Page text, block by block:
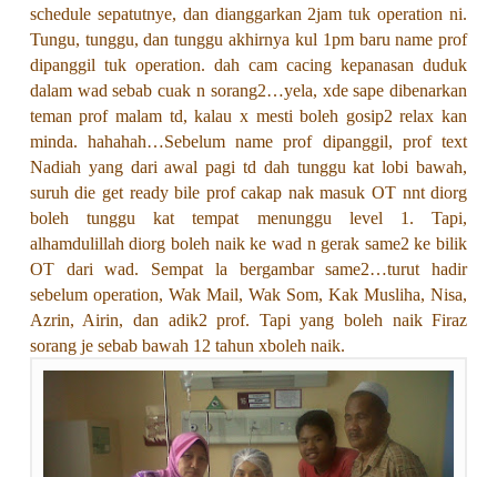
schedule sepatutnye, dan dianggarkan 2jam tuk operation ni.
Tungu, tunggu, dan tunggu akhirnya kul 1pm baru name prof
dipanggil tuk operation. dah cam cacing kepanasan duduk
dalam wad sebab cuak n sorang2…yela, xde sape dibenarkan
teman prof malam td, kalau x mesti boleh gosip2 relax kan
minda. hahahah…Sebelum name prof dipanggil, prof text
Nadiah yang dari awal pagi td dah tunggu kat lobi bawah,
suruh die get ready bile prof cakap nak masuk OT nnt diorg
boleh tunggu kat tempat menunggu level 1. Tapi,
alhamdulillah diorg boleh naik ke wad n gerak same2 ke bilik
OT dari wad. Sempat la bergambar same2…turut hadir
sebelum operation, Wak Mail, Wak Som, Kak Musliha, Nisa,
Azrin, Airin, dan adik2 prof. Tapi yang boleh naik Firaz
sorang je sebab bawah 12 tahun xboleh naik.